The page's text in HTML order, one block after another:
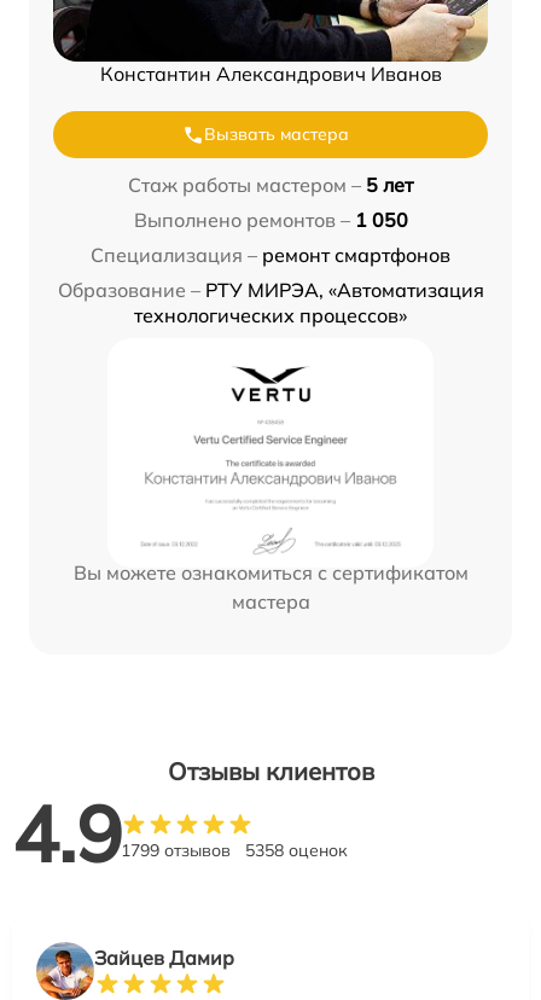
Константин Александрович Иванов
Вызвать мастера
Стаж работы мастером – 5 лет
Выполнено ремонтов – 1 050
Специализация – ремонт смартфонов
Образование – РТУ МИРЭА, «Автоматизация
технологических процессов»
Вы можете ознакомиться с сертификатом
мастера
Отзывы клиентов
4.91799 отзывов 5358 оценок
Зайцев Дамир